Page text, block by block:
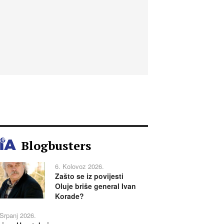
Blogbusters
6. Kolovoz 2026.
Zašto se iz povijesti
Oluje briše general Ivan
Korade?
2026.